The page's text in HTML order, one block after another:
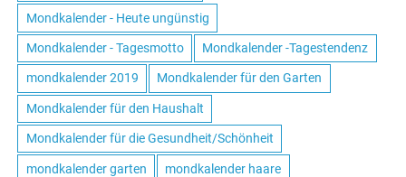
Mondkalender - Heute ungünstig
Mondkalender - Tagesmotto Mondkalender -Tagestendenz
mondkalender 2019 Mondkalender für den Garten
Mondkalender für den Haushalt
Mondkalender für die Gesundheit/Schönheit
mondkalender garten mondkalender haare